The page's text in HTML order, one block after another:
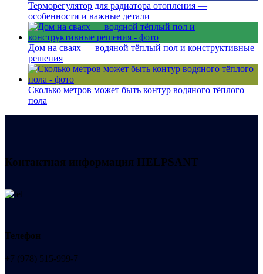
Терморегулятор для радиатора отопления —
особенности и важные детали
Дом на сваях — водяной тёплый пол и конструктивные
решения
Сколько метров может быть контур водяного тёплого
пола
Контактная информация HELPSANT
Телефон
+7 (978) 515-999-7